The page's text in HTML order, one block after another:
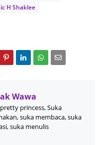
H Shaklee
Wawa
princess, Suka
suka membaca, suka
suka menulis